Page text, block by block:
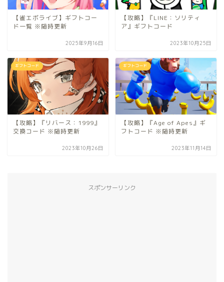
【雀エボライブ】ギフトコー
ド一覧 ※随時更新
2025年9月16日
【攻略】『LINE：ソリティ
ア』ギフトコード
2023年10月25日
ギフトコード
【攻略】『リバース：1999』
交換コード ※随時更新
2023年10月26日
ギフトコード
【攻略】『Age of Apes』ギ
フトコード ※随時更新
2023年11月14日
スポンサーリンク